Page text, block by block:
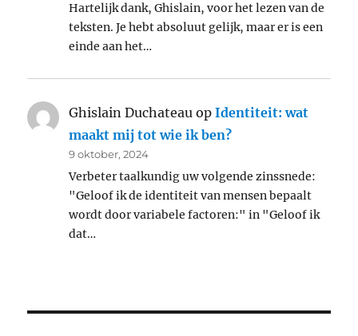
Hartelijk dank, Ghislain, voor het lezen van de
teksten. Je hebt absoluut gelijk, maar er is een
einde aan het…
Ghislain Duchateau opIdentiteit: wat
maakt mij tot wie ik ben?
9 oktober, 2024
Verbeter taalkundig uw volgende zinssnede:
"Geloof ik de identiteit van mensen bepaalt
wordt door variabele factoren:" in "Geloof ik
dat…